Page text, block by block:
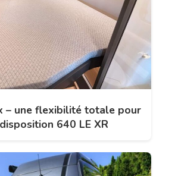
– une flexibilité totale pour
640 LE XR